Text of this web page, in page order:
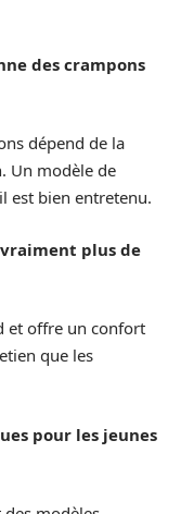
des crampons
dépend de la
Un modèle de
est bien entretenu.
plus de
et offre un confort
que les
pour les jeunes